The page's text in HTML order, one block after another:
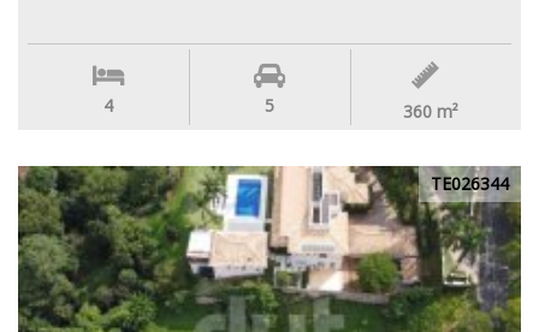
4 5 360 m²
TE026344